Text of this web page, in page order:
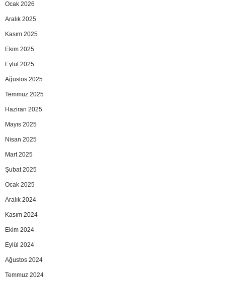
Ocak 2026
Aralık 2025
Kasım 2025
Ekim 2025
Eylül 2025
Ağustos 2025
Temmuz 2025
Haziran 2025
Mayıs 2025
Nisan 2025
Mart 2025
Şubat 2025
Ocak 2025
Aralık 2024
Kasım 2024
Ekim 2024
Eylül 2024
Ağustos 2024
Temmuz 2024